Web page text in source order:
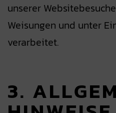
unserer
Weisungen und unter
verarbeitet.
3.